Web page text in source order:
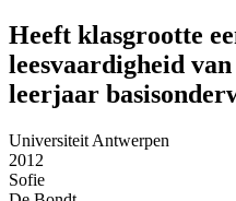
Heeft klasgrootte
leesvaardigheid
leerjaar
Universiteit Antwerpen
2012
Sofie